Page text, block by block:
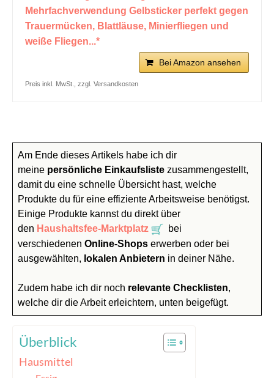
Mehrfachverwendung Gelbsticker perfekt gegen
Trauermücken, Blattläuse, Minierfliegen und
weiße Fliegen...*
Bei Amazon ansehen
Preis inkl. MwSt., zzgl. Versandkosten
Am Ende dieses Artikels habe ich dir
meine persönliche Einkaufsliste zusammengestellt,
damit du eine schnelle Übersicht hast, welche
Produkte du für eine effiziente Arbeitsweise benötigst.
Einige Produkte kannst du direkt über
den Haushaltsfee-Marktplatz
bei
verschiedenen Online-Shops erwerben oder bei
ausgewählten, lokalen Anbietern in deiner Nähe.
Zudem habe ich dir noch relevante Checklisten,
welche dir die Arbeit erleichtern, unten beigefügt.
Überblick
Hausmittel